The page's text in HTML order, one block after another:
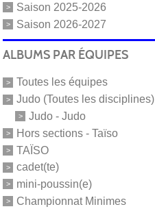
Saison 2025-2026
Saison 2026-2027
ALBUMS PAR ÉQUIPES
Toutes les équipes
Judo (Toutes les disciplines)
Judo - Judo
Hors sections - Taïso
TAÏSO
cadet(te)
mini-poussin(e)
Championnat Minimes